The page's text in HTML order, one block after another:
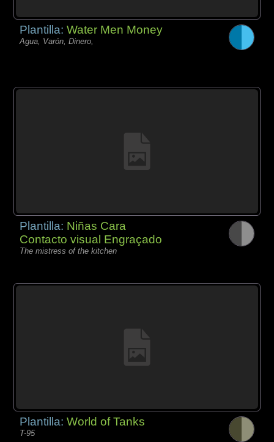
Plantilla:Water Men Money
Agua, Varón, Dinero,
Plantilla: Niñas Cara
Contacto visual Engraçado
The mistress of the kitchen
Plantilla:World of Tanks
T-95